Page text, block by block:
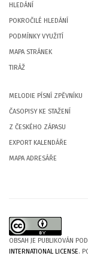
HLEDÁNÍ
POKROČILÉ HLEDÁNÍ
PODMÍNKY VYUŽITÍ
MAPA STRÁNEK
TIRÁŽ
MELODIE PÍSNÍ ZPĚVNÍKU
ČASOPISY KE STAŽENÍ
Z ČESKÉHO ZÁPASU
EXPORT KALENDÁŘE
MAPA ADRESÁŘE
OBSAH JE PUBLIKOVÁN POD
INTERNATIONAL LICENSE.